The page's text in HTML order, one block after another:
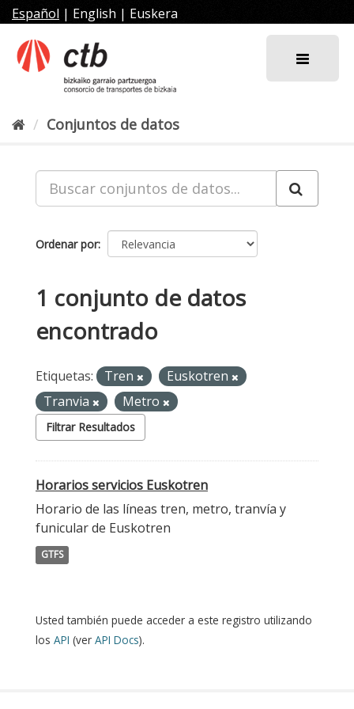
al
contenido
Español | English | Euskera
Conjuntos de datos
Ordenar por
1 conjunto de datos
encontrado
Etiquetas: Tren
Euskotren
Tranvia
Metro
Filtrar Resultados
Horarios servicios Euskotren
Horario de las líneas tren, metro, tranvía y
funicular de Euskotren
GTFS
Usted también puede acceder a este registro utilizando
los API (ver API Docs).